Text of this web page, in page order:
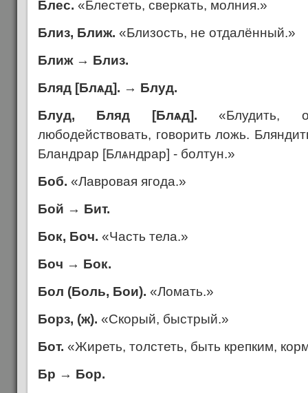
Блес. «Блестеть, сверкать, молния.»
Близ, Ближ. «Близость, не отдалённый.»
Ближ → Близ.
Бляд [Блѧд]. → Блуд.
Блуд, Бляд [Блѧд]. «Блудить,
любодействовать, говорить ложь.
Бландрар [Блѧндрар] - болтун.»
Боб. «Лавровая ягода.»
Бой → Бит.
Бок, Боч. «Часть тела.»
Боч → Бок.
Бол (Боль, Бои). «Ломать.»
Борз, (ж). «Скорый, быстрый.»
Бот. «Жиреть, толстеть, быть крепким,
Бр → Бор.